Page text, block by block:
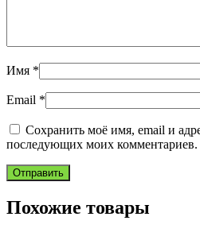
Имя *
Email *
Сохранить моё имя, email и
последующих моих комментариев.
Похожие товары